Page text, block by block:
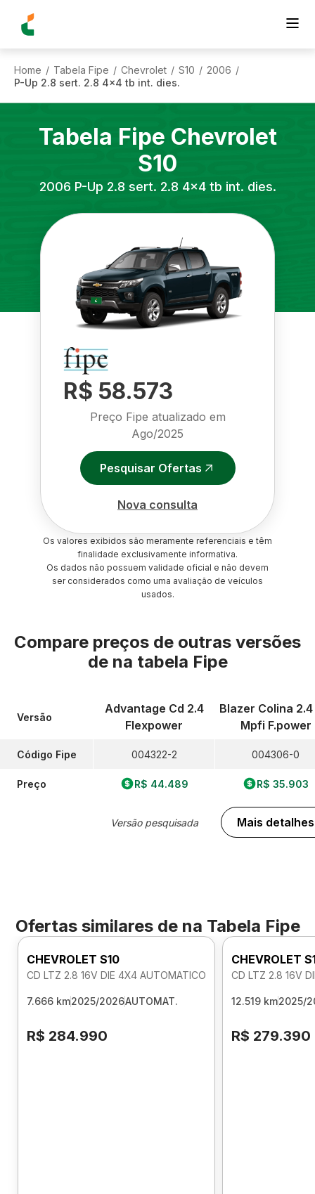
Home / Tabela Fipe / Chevrolet / S10 / 2006 /
P-Up 2.8 sert. 2.8 4x4 tb int. dies.
Tabela Fipe Chevrolet
S10
2006 P-Up 2.8 sert. 2.8 4x4 tb int. dies.
R$ 58.573
Preço Fipe atualizado em
Ago/2025
Pesquisar Ofertas
Nova consulta
Os valores exibidos são meramente referenciais e têm
finalidade exclusivamente informativa.
Os dados não possuem validade oficial e não devem
ser considerados como uma avaliação de veículos
usados.
Compare preços de outras versões
de na tabela Fipe
Versão
Código Fipe
Preço
Advantage Cd 2.4
Flexpower
004322-2
R$ 44.489
Versão pesquisada
Blazer Colina 2.4
Mpfi F.power
004306-0
R$ 35.903
Mais detalhes
Ofertas similares de na Tabela Fipe
CHEVROLET S10
CD LTZ 2.8 16V DIE 4X4 AUTOMATICO
7.666 km2025/2026AUTOMAT.
R$ 284.990
CHEVROLET
CD LTZ 2.8 16V
12.519 km2025/
R$ 279.390